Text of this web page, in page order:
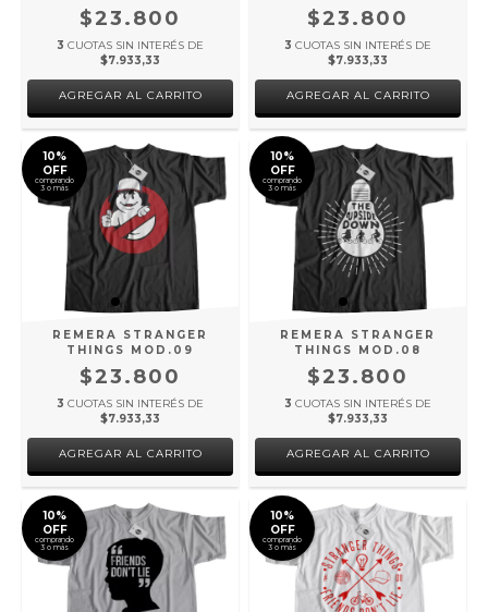
$23.800
3 CUOTAS SIN INTERÉS DE
$7.933,33
AGREGAR AL CARRITO
$23.800
3 CUOTAS SIN INTERÉS DE
$7.933,33
AGREGAR AL CARRITO
10%
OFF
comprando
3 o más
REMERA STRANGER
THINGS MOD.09
$23.800
3 CUOTAS SIN INTERÉS DE
$7.933,33
AGREGAR AL CARRITO
10%
OFF
comprando
3 o más
REMERA STRANGER
THINGS MOD.08
$23.800
3 CUOTAS SIN INTERÉS DE
$7.933,33
AGREGAR AL CARRITO
10%
OFF
comprando
3 o más
10%
OFF
comprando
3 o más